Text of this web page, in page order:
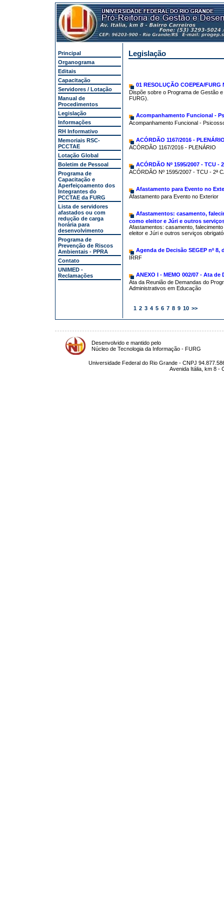
Principal
Organograma
Editais
Capacitação
Servidores / Lotação
Manual de
Procedimentos
Legislação
Informações
RH Informativo
Memoriais RSC-
PCCTAE
Lotação Global
Boletim de Pessoal
Programa de
Capacitação e
Aperfeiçoamento dos
Integrantes do
PCCTAE da FURG
Lista de servidores
afastados ou com
redução de carga
horária para
desenvolvimento
Programa de
Prevenção de Riscos
Ambientais - PPRA
Contato
UNIMED -
Reclamações
Legislação
01 RESOLUÇÃO COEPEA/FURG
Dispõe sobre o Programa de Gestão
FURG).
Acompanhamento Funcional -
Acompanhamento Funcional -
ACÓRDÃO 1167/2016 -
ACÓRDÃO 1167/2016 - PLENÁRIO
ACÓRDÃO Nº 1595/2007 - TCU -
ACÓRDÃO Nº 1595/2007 - TCU - 2ª
Afastamento para Evento no
Afastamento para Evento no Exterior
Afastamentos: casamento,
como eleitor e Júri e outros
Afastamentos: casamento,
eleitor e Júri e outros serviços
Agenda de Decisão SEGEP nº 8,
IRRF
ANEXO I - MEMO 002/07 - Ata de
Ata da Reunião de Demandas do
Administrativos em Educação
1 2 3 4 5 6 7 8 9 10 >>
Desenvolvido e mantido pelo
Núcleo de Tecnologia da Informação - FURG
Universidade Federal do Rio Grande - CNPJ
Avenida Itália, km 8 -